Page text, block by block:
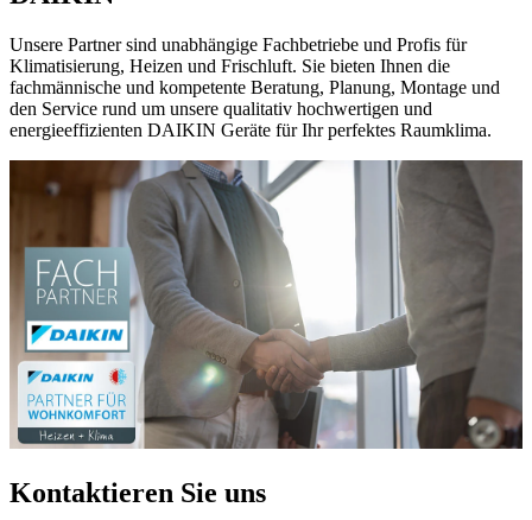
Unsere Partner sind unabhängige Fachbetriebe und Profis für
Klimatisierung, Heizen und Frischluft. Sie bieten Ihnen die
fachmännische und kompetente Beratung, Planung, Montage und
den Service rund um unsere qualitativ hochwertigen und
energieeffizienten DAIKIN Geräte für Ihr perfektes Raumklima.
Kontaktieren Sie uns